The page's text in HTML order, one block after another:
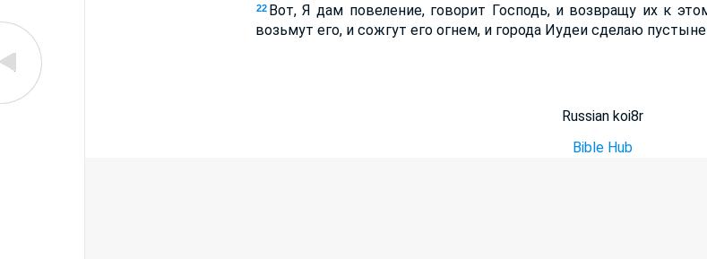
22 Вот, Я дам повеление, говорит Господь, и возвращу их к
возьмут его, и сожгут его огнем, и города Иудеи сделаю
Russian koi8r
Bible Hub